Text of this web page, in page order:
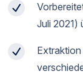
Juli 2021)